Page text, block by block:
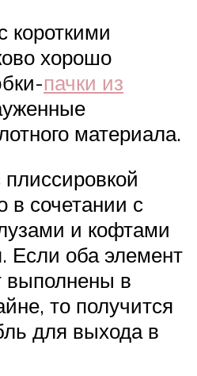
короткими
хорошо
пачки из
материала.
в сочетании с
и кофтами
Если оба элемент
выполнены в
то получится
для выхода в